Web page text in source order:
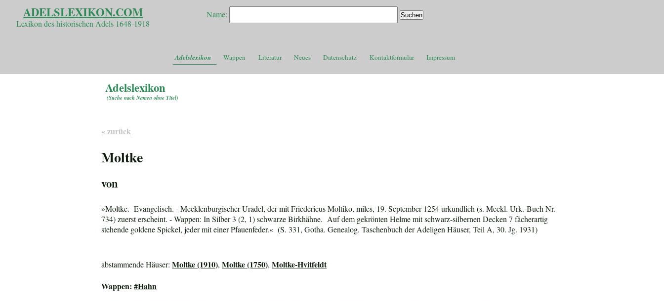
ADELSLEXIKON.COM
Lexikon des historischen Adels 1648-1918
Name:
Adelslexikon Wappen Literatur Neues Datenschutz Kontaktformular Impressum
Adelslexikon
(Suche nach Namen ohne Titel)
« zurück
Moltke
von
»Moltke. Evangelisch. - Mecklenburgischer Uradel, der mit Friedericus Moltiko, miles, 19. September 1254 urkundlich (s. Meckl. Urk.-Buch Nr.
734) zuerst erscheint. - Wappen: In Silber 3 (2, 1) schwarze Birkhähne. Auf dem gekrönten Helme mit schwarz-silbernen Decken 7 fächerartig
stehende goldene Spickel, jeder mit einer Pfauenfeder.« (S. 331, Gotha. Genealog. Taschenbuch der Adeligen Häuser, Teil A, 30. Jg. 1931)
abstammende Häuser:Moltke (1910),Moltke (1750),Moltke-Hvitfeldt
Wappen:#Hahn